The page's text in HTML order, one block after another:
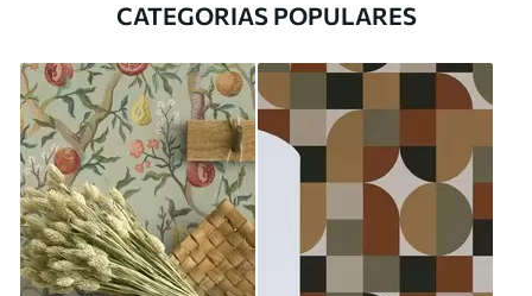
CATEGORIAS POPULARES